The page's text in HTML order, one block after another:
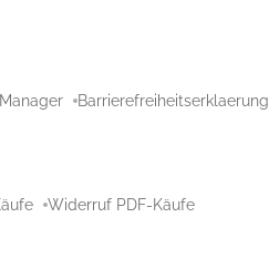
Barrierefreiheitserklaerung
Widerruf PDF-Käufe